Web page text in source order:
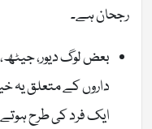
رجحان ہے۔
بعض لوگ دیور، جیٹھ،
داروں کے متعلق یہ
ایک فرد کی طرح